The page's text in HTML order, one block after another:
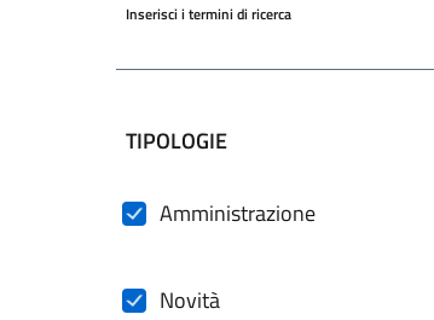
Inserisci i termini di ricerca
filtri da applicare
TIPOLOGIE
Amministrazione
Novità